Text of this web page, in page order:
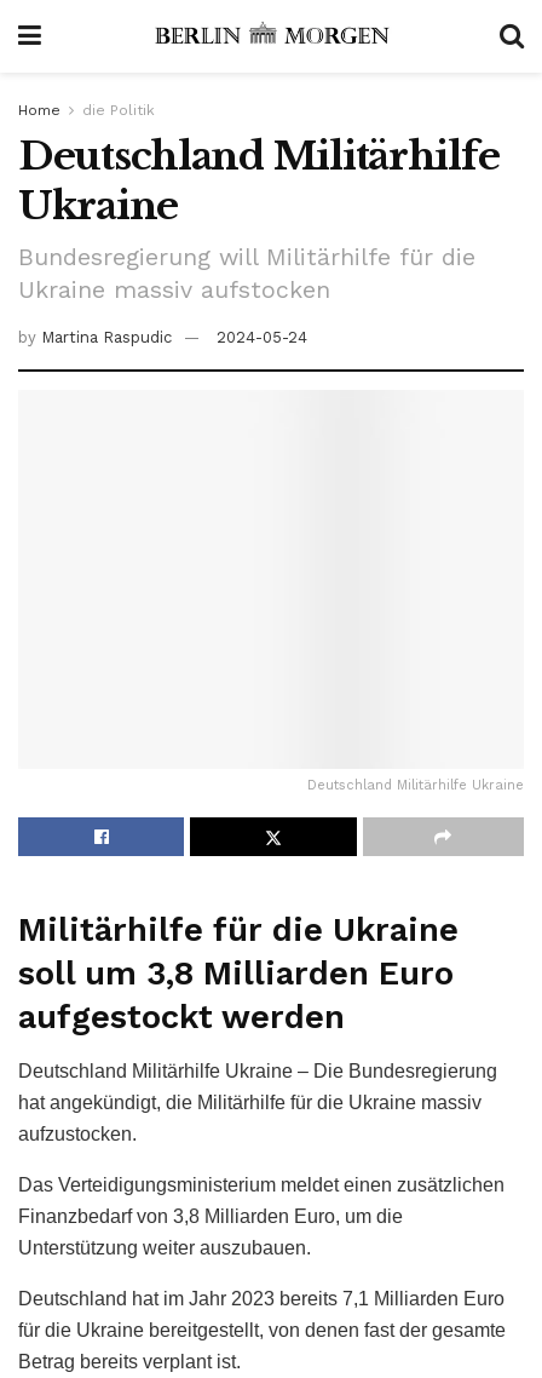
Home die Politik
Deutschland Militärhilfe
Ukraine
Bundesregierung will Militärhilfe für die
Ukraine massiv aufstocken
by Martina Raspudic 2024-05-24
Deutschland Militärhilfe Ukraine
Militärhilfe für die Ukraine
soll um 3,8 Milliarden Euro
aufgestockt werden
Deutschland Militärhilfe Ukraine – Die Bundesregierung
hat angekündigt, die Militärhilfe für die Ukraine massiv
aufzustocken.
Das Verteidigungsministerium meldet einen zusätzlichen
Finanzbedarf von 3,8 Milliarden Euro, um die
Unterstützung weiter auszubauen.
Deutschland hat im Jahr 2023 bereits 7,1 Milliarden Euro
für die Ukraine bereitgestellt, von denen fast der gesamte
Betrag bereits verplant ist.